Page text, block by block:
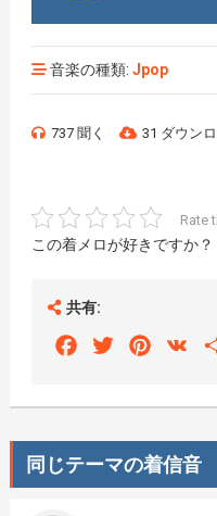
音楽の種類: Jpop
737 聞く 31 ダウン
Rate
この着メロが好きですか？
共有:
FacebookTwitter VK
同じテーマの着信音